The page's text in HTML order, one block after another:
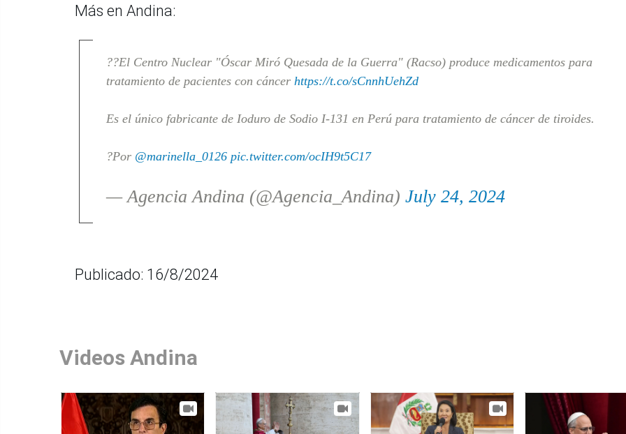
Más en Andina:
??El Centro Nuclear "Óscar Miró Quesada de la Guerra" (Racso) produce medicamentos para
tratamiento de pacientes con cáncer https://t.co/sCnnhUehZd
Es el único fabricante de Ioduro de Sodio I-131 en Perú para tratamiento de cáncer de tiroides.
?Por @marinella_0126 pic.twitter.com/ocIH9t5C17
— Agencia Andina (@Agencia_Andina) July 24, 2024
Publicado: 16/8/2024
Videos Andina